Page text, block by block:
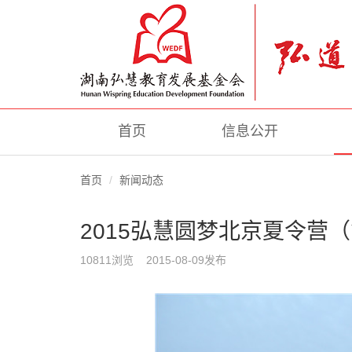
首页 信息公开
首页 新闻动态
2015弘慧圆梦北京夏令营
10811浏览 2015-08-09发布